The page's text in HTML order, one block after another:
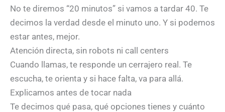
No te diremos “20 minutos” si vamos a tardar 40. Te
decimos la verdad desde el minuto uno. Y si podemos
estar antes, mejor.
Atención directa, sin robots ni call centers
Cuando llamas, te responde un cerrajero real. Te
escucha, te orienta y si hace falta, va para allá.
Explicamos antes de tocar nada
Te decimos qué pasa, qué opciones tienes y cuánto